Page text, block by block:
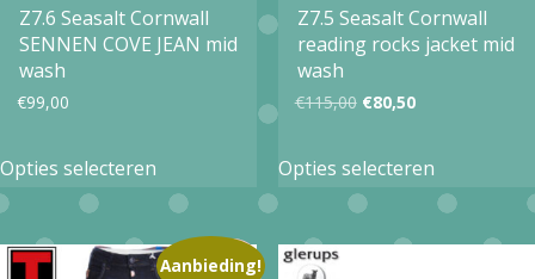
op
de
op
de
Z7.6 Seasalt Cornwall
SENNEN COVE JEAN mid
wash
€99,00
Opties selecteren
meerdere
Z7.5 Seasalt Cornwall
reading rocks jacket mid
wash
€115,00 Oorspronkelijke
was:
€115,00.
€80,50Huidige
is:
€80,50.
Opties selecteren
Aanbieding!